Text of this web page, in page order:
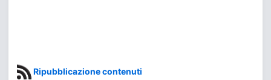
Ripubblicazione contenuti